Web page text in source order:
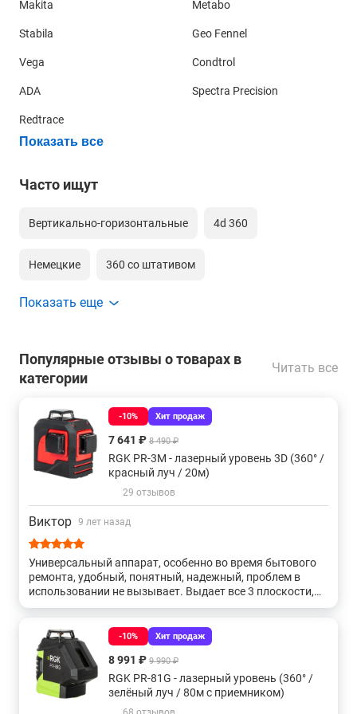
Makita Metabo
Stabila Geo Fennel
Vega Condtrol
ADA Spectra Precision
Redtrace
Показать все
Часто ищут
Вертикально-горизонтальные 4d 360
Немецкие 360 со штативом
360 градусов 4д зеленый луч
16 лучей
Зеленые самовыравнивающиеся
Для стройки Для потолков
3d 360 градусов 5 линий Gcl 2 С отвесом
С красным лучом Sp Gcl 2-15
Gll 2-10 3d с зеленым лучом Gll 2-15 Gll 2-50
Показать еще
Популярные отзывы о товарах в
категории
Читать все
-10% Хит продаж
7 641 ₽ 8 490 ₽
RGK PR-3M - лазерный уровень 3D (360° /
красный луч / 20м)
29 отзывов
Виктор 9 лет назад
Универсальный аппарат, особенно во время бытового
ремонта, удобный, понятный, надежный, проблем в
использовании не вызывает. Выдает все 3 плоскости,
яркий лазер, дешевле аналогов.
-10% Хит продаж
8 991 ₽ 9 990 ₽
RGK PR-81G - лазерный уровень (360° /
зелёный луч / 80м с приемником)